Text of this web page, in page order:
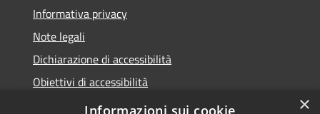
Informativa privacy
Note legali
Dichiarazione di accessibilità
Obiettivi di accessibilità
Piano di miglioramento
×
Informazioni sui cookie